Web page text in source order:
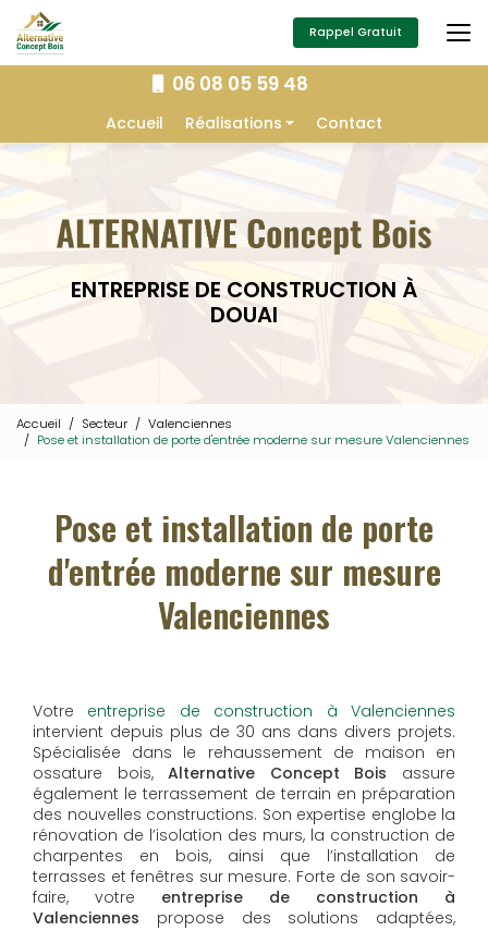
Aller
au
contenu
principal
06 08 05 59 48
Navigation secondaire
Accueil Réalisations
Isolation
Aménagement extérieur
Contact
Rappel Gratuit
ENTREPRISE DE CONSTRUCTION À
DOUAI
Accueil Secteur
Valenciennes
Pose et installation de porte d'entrée moderne sur mesure Valenciennes
Pose et installation de porte
d'entrée moderne sur mesure
Valenciennes
Votre entreprise de construction à Valenciennes
intervient depuis plus de 30 ans dans divers projets.
Spécialisée dans le rehaussement de maison en
ossature bois,Alternative Concept Bois assure
également le terrassement de terrain en préparation
des nouvelles constructions. Son expertise englobe la
rénovation de l’isolation des murs, la construction de
charpentes en bois, ainsi que l’installation de
terrasses et fenêtres sur mesure. Forte de son savoir-
faire, votre entreprise de construction à
Valenciennes propose des solutions adaptées,